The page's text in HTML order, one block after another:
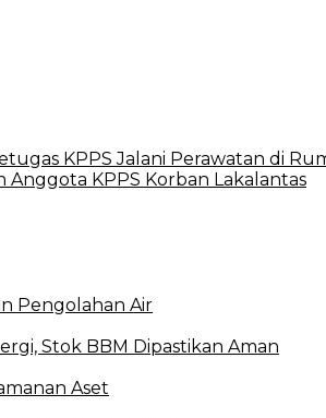
KPPS Jalani Perawatan di
KPPS Korban Lakalantas
Pengolahan Air
Stok BBM Dipastikan Aman
Aset